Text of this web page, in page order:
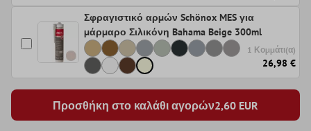
Σφραγιστικό αρμών Schönox MES για
μάρμαρο Σιλικόνη Bahama Beige 300ml
1 Κομμάτι(α)
26,98 €
Προσθήκη στο καλάθι αγορών2,60 EUR